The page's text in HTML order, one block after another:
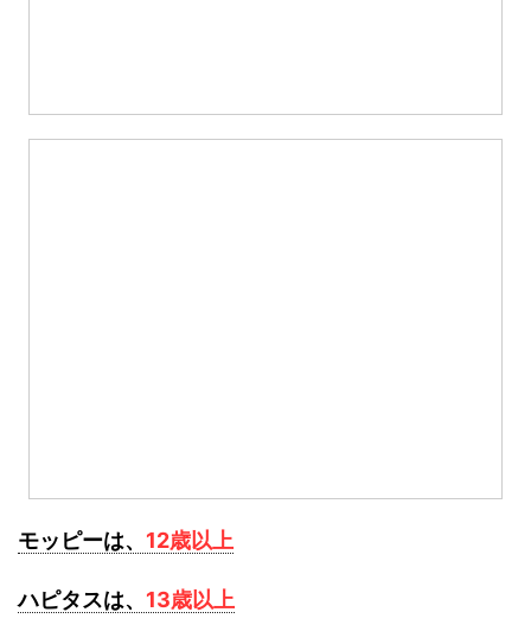
モッピーは、 12歳以上
ハピタスは、 13歳以上